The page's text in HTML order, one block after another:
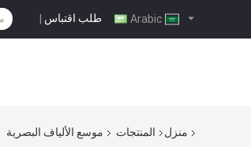
طلب اقتباس |
منزل المنتجات موسع الألياف البصرية